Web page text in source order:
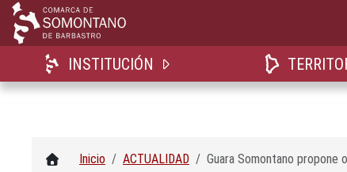
INSTITUCIÓN
Inicio ACTUALIDAD Guara Somontano propone